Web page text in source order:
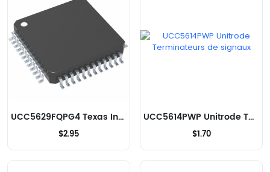
UCC5629FQPG4 Texas Instruments Terminateurs de signaux
$2.95
UCC5614PWP Unitrode Terminateurs de signaux
$1.70